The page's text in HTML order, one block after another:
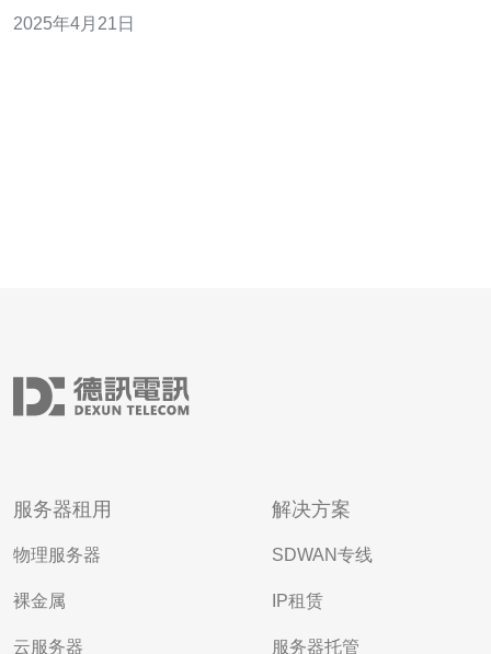
定性和高效性，成为众多企业的首选。 阿里云新加坡服务
2025年4月21日
服务器租用
物理服务器
裸金属
云服务器
解决方案
SDWAN专线
IP租赁
服务器托管